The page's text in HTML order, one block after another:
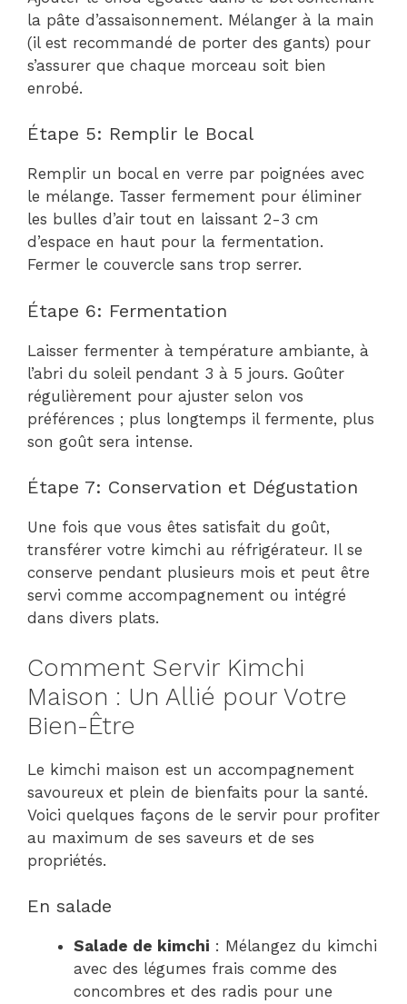
la pâte d’assaisonnement. Mélanger à la main
(il est recommandé de porter des gants) pour
s’assurer que chaque morceau soit bien
enrobé.
Étape 5: Remplir le Bocal
Remplir un bocal en verre par poignées avec
le mélange. Tasser fermement pour éliminer
les bulles d’air tout en laissant 2-3 cm
d’espace en haut pour la fermentation.
Fermer le couvercle sans trop serrer.
Étape 6: Fermentation
Laisser fermenter à température ambiante, à
l’abri du soleil pendant 3 à 5 jours. Goûter
régulièrement pour ajuster selon vos
préférences ; plus longtemps il fermente, plus
son goût sera intense.
Étape 7: Conservation et Dégustation
Une fois que vous êtes satisfait du goût,
transférer votre kimchi au réfrigérateur. Il se
conserve pendant plusieurs mois et peut être
servi comme accompagnement ou intégré
dans divers plats.
Comment Servir Kimchi
Maison : Un Allié pour Votre
Bien-Être
Le kimchi maison est un accompagnement
savoureux et plein de bienfaits pour la santé.
Voici quelques façons de le servir pour profiter
au maximum de ses saveurs et de ses
propriétés.
En salade
Salade de kimchi : Mélangez du kimchi
avec des légumes frais comme des
concombres et des radis pour une